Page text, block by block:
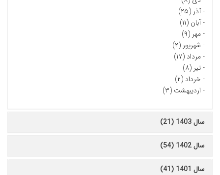
-آذر (۲۵)
-آبان (۱۱)
-مهر (۹)
- شهریور (۲)
-مرداد (۱۷)
-تیر (۸)
- خرداد (۲)
- اردیبهشت (۳)
سال 1403 (21)
سال 1402 (54)
سال 1401 (41)